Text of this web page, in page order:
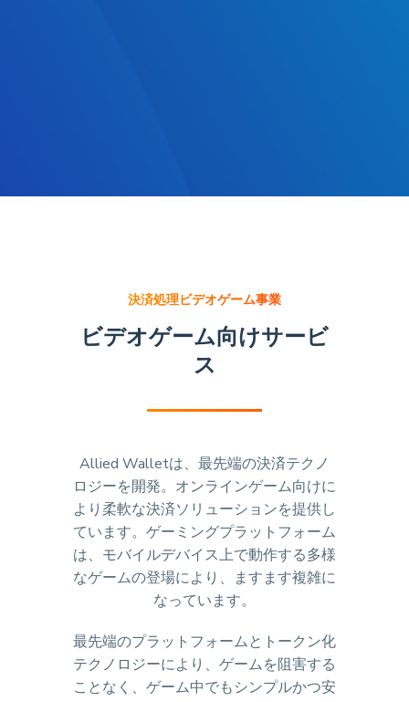
決済処理ビデオゲーム事業
ビデオゲーム向けサービ
ス
Allied Walletは、最先端の決済テクノ
ロジーを開発。オンラインゲーム向けに
より柔軟な決済ソリューションを提供し
ています。ゲーミングプラットフォーム
は、モバイルデバイス上で動作する多様
なゲームの登場により、ますます複雑に
なっています。
最先端のプラットフォームとトークン化
テクノロジーにより、ゲームを阻害する
ことなく、ゲーム中でもシンプルかつ安